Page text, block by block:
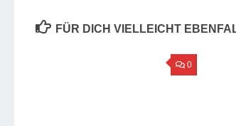
FÜR DICH VIELLEICHT
0